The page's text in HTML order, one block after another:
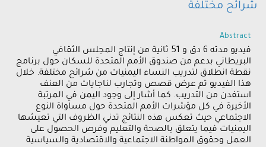
شرائح مختلفة
Abstract
فيديو مدته 6 دق و 51 ثانية من إنتاج المجلس الثقافي
البريطاني بدعم من صندوق الأمم المتحدة للسكان حول برنامج
نقطة انطلاق لتدريب النساء اليمنيات من شرائح مختلفة. خلال
هذا الفيديو تم عرض قصص وتجارب لناجايات من العنف
استفدن من التدريب. كما أشار إلى وجود اليمن في المرتبة
الأخيرة في كل مؤشرات الأمم المتحدة حول مساواة النوع
الاجتماعي حيث تعكس هذه النتائج تدني الظروف التي تعيشها
اليمنيات فيما يتعلق بالصحة والتعليم وفرص الحصول على
العمل وحقوق المواطنة الاجتماعية والاقتصادية والسياسية